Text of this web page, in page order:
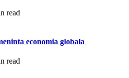
read
economia globala
read